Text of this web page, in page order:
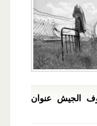
الجيش عنوان